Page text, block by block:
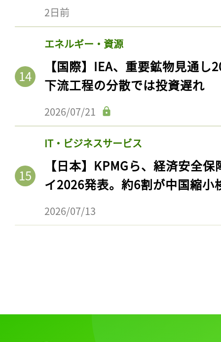
2日前
エネルギー・資源
【国際】IEA、重要鉱物見通
下流工程の分散では投資遅れ
2026/07/21
IT・ビジネスサービス
【日本】KPMGら、経済安全
イ2026発表。約6割が中国縮小
2026/07/13